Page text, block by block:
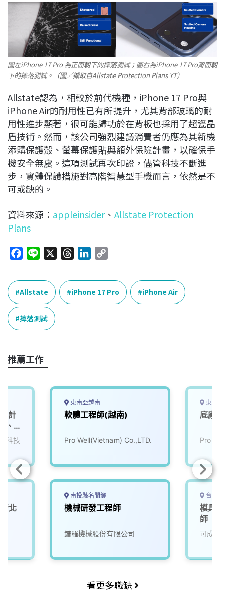
圖左iPhone 17 Pro 為正面朝下的摔落測試；圖右為iPhone 17 Pro背面朝
下的摔落測試。（圖／擷取自Allstate Protection Plans YT）
Allstate認為，相較於前代機種，iPhone 17 Pro與
iPhone Air的耐用性已有所提升，尤其背部玻璃的耐
用性進步顯著，很可能歸功於在背板也採用了超瓷晶
盾技術。然而，該公司強烈建議消費者仍應為其新機
添購保護殼、螢幕保護貼與額外保險計畫，以確保手
機安全無虞。這項測試再次印證，儘管科技不斷進
步，實體保護措施對高階智慧型手機而言，依然是不
可或缺的。
資料來源： appleinsider、 Allstate Protection
Plans
c
e
b
o
o
n
e
r
e
a
n
k
e
p
y
L
Allstate iPhone 17 Pro iPhone Air
摔落測試
推薦工作
計
、
科技
北
東南亞越南
軟體工程師(越南)
Pro Well(Vietnam) Co.,LTD.
南投縣名間鄉
機械研發工程師
鐠羅機械股份有限公司
東南
底廠
Pro
台南
模具
師
可成科
看更多職缺